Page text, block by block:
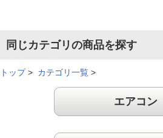
同じカテゴリの商品を探す
トップ> カテゴリ一覧 >
エアコン